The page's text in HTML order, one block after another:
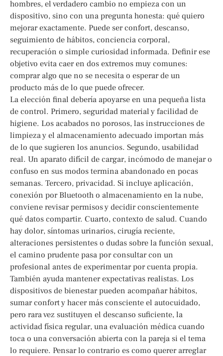
hombres, el verdadero cambio no empieza con un
dispositivo, sino con una pregunta honesta: qué quiero
mejorar exactamente. Puede ser confort, descanso,
seguimiento de hábitos, conciencia corporal,
recuperación o simple curiosidad informada. Definir ese
objetivo evita caer en dos extremos muy comunes:
comprar algo que no se necesita o esperar de un
producto más de lo que puede ofrecer.
La elección final debería apoyarse en una pequeña lista
de control. Primero, seguridad material y facilidad de
higiene. Los acabados no porosos, las instrucciones de
limpieza y el almacenamiento adecuado importan más
de lo que sugieren los anuncios. Segundo, usabilidad
real. Un aparato difícil de cargar, incómodo de manejar o
confuso en sus modos termina abandonado en pocas
semanas. Tercero, privacidad. Si incluye aplicación,
conexión por Bluetooth o almacenamiento en la nube,
conviene revisar permisos y decidir conscientemente
qué datos compartir. Cuarto, contexto de salud. Cuando
hay dolor, síntomas urinarios, cirugía reciente,
alteraciones persistentes o dudas sobre la función sexual,
el camino prudente pasa por consultar con un
profesional antes de experimentar por cuenta propia.
También ayuda mantener expectativas realistas. Los
dispositivos de bienestar pueden acompañar hábitos,
sumar confort y hacer más consciente el autocuidado,
pero rara vez sustituyen el descanso suficiente, la
actividad física regular, una evaluación médica cuando
toca o una conversación abierta con la pareja si el tema
lo requiere. Pensar lo contrario es como querer arreglar